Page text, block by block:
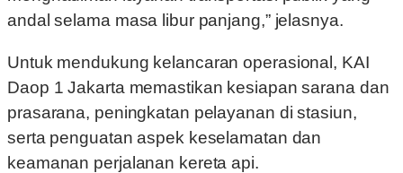
andal selama masa libur panjang,” jelasnya.
Untuk mendukung kelancaran operasional, KAI
Daop 1 Jakarta memastikan kesiapan sarana dan
prasarana, peningkatan pelayanan di stasiun,
serta penguatan aspek keselamatan dan
keamanan perjalanan kereta api.